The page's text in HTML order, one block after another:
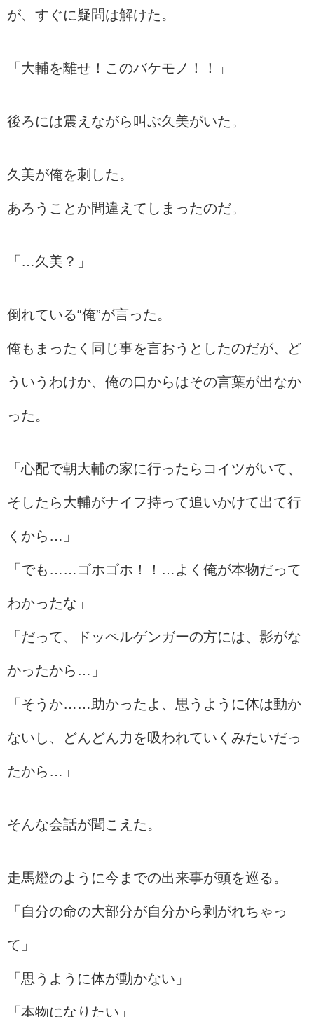
が、すぐに疑問は解けた。
「大輔を離せ！このバケモノ！！」
後ろには震えながら叫ぶ久美がいた。
久美が俺を刺した。
あろうことか間違えてしまったのだ。
「…久美？」
倒れている“俺”が言った。
俺もまったく同じ事を言おうとしたのだが、ど
ういうわけか、俺の口からはその言葉が出なか
った。
「心配で朝大輔の家に行ったらコイツがいて、
そしたら大輔がナイフ持って追いかけて出て行
くから…」
「でも……ゴホゴホ！！…よく俺が本物だって
わかったな」
「だって、ドッペルゲンガーの方には、影がな
かったから…」
「そうか……助かったよ、思うように体は動か
ないし、どんどん力を吸われていくみたいだっ
たから…」
そんな会話が聞こえた。
走馬燈のように今までの出来事が頭を巡る。
「自分の命の大部分が自分から剥がれちゃっ
て」
「思うように体が動かない」
「本物になりたい」